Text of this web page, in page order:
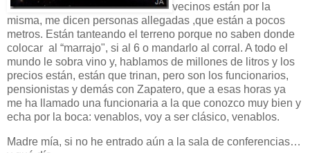
vecinos están por la
misma, me dicen personas allegadas ,que están a pocos
metros. Están tanteando el terreno porque no saben donde
colocar al “marrajo", si al 6 o mandarlo al corral. A todo el
mundo le sobra vino y, hablamos de millones de litros y los
precios están, están que trinan, pero son los funcionarios,
pensionistas y demás con Zapatero, que a esas horas ya
me ha llamado una funcionaria a la que conozco muy bien y
echa por la boca: venablos, voy a ser clásico, venablos.
Madre mía, si no he entrado aún a la sala de conferencias…